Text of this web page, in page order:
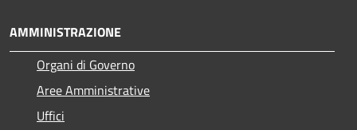
AMMINISTRAZIONE
Organi di Governo
Aree Amministrative
Uffici